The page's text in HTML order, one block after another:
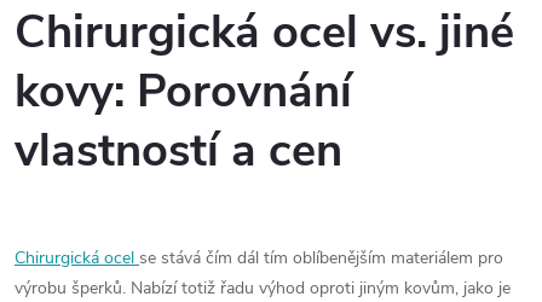
Chirurgická ocel vs. jiné
kovy: Porovnání
vlastností a cen
Chirurgická ocel se stává čím dál tím oblíbenějším materiálem pro
výrobu šperků. Nabízí totiž řadu výhod oproti jiným kovům, jako je